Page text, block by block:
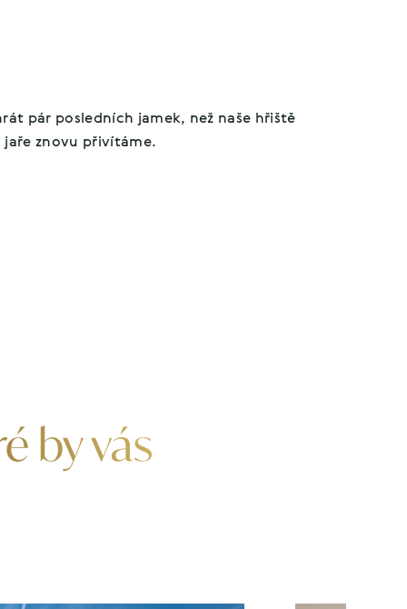
pár posledních jamek, než naše hřiště
jaře znovu přivítáme.
by vás